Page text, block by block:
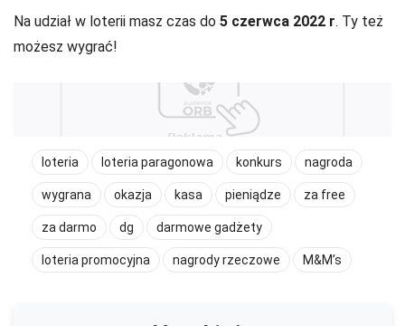
Na udział w loterii masz czas do 5 czerwca 2022 r. Ty też
możesz wygrać!
loteria loteria paragonowa konkurs nagroda
wygrana okazja kasa pieniądze za free
za darmo dg darmowe gadżety
loteria promocyjna nagrody rzeczowe M&M’s